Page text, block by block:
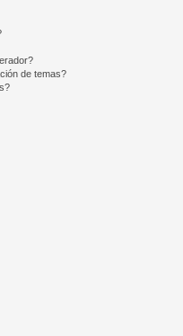
de temas?